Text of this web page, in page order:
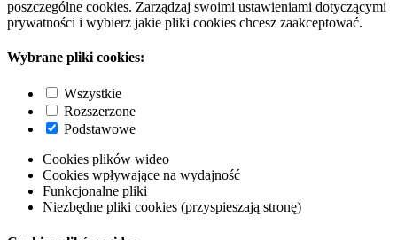
poszczególne cookies. Zarządzaj swoimi ustawieniami dotyczącymi
prywatności i wybierz jakie pliki cookies chcesz zaakceptować.
Wybrane pliki cookies:
Wszystkie
Rozszerzone
Podstawowe
Cookies plików wideo
Cookies wpływające na wydajność
Funkcjonalne pliki
Niezbędne pliki cookies (przyspieszają stronę)